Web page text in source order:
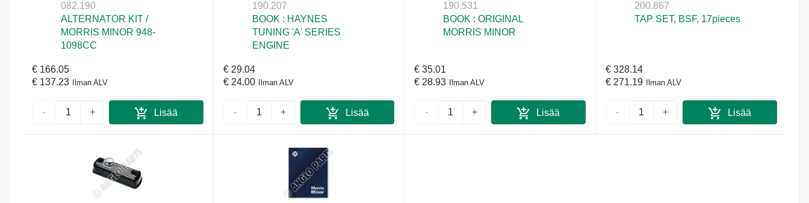
082.190
ALTERNATOR KIT /
MORRIS MINOR 948-
1098CC
€ 166.05
€ 137.23
Ilman ALV
- +
Lisää
190.207
BOOK : HAYNES
TUNING 'A' SERIES
ENGINE
€ 29.04
€ 24.00
Ilman ALV
- +
Lisää
190.531
BOOK : ORIGINAL
MORRIS MINOR
€ 35.01
€ 28.93
Ilman ALV
- +
Lisää
200.867
TAP SET, BSF, 17pieces
€ 328.14
€ 271.19
Ilman ALV
- +
Lisää